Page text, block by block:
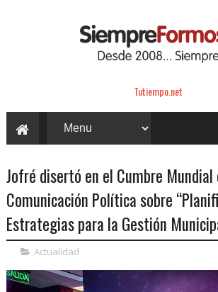
Tutiempo.net
Jofré disertó en el Cumbre Mundial
Comunicación Política sobre
Estrategias para la Gestión
Actualidad